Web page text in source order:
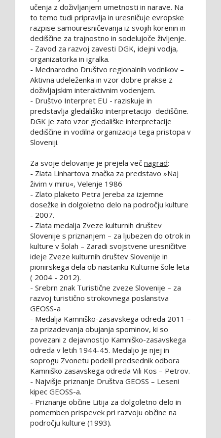
učenja z doživljanjem umetnosti in narave. Na
to temo tudi pripravlja in uresničuje evropske
razpise samouresničevanja iz svojih korenin in
dediščine za trajnostno in sodelujoče življenje.
- Zavod za razvoj zavesti DGK, idejni vodja,
organizatorka in igralka.
- Mednarodno Društvo regionalnih vodnikov –
Aktivna udeleženka in vzor dobre prakse z
doživljajskim interaktivnim vodenjem.
- Društvo Interpret EU - raziskuje in
predstavlja gledališko interpretacijo dediščine.
DGK je zato vzor gledališke interpretacije
dediščine in vodilna organizacija tega pristopa v
Sloveniji.
Za svoje delovanje je prejela več nagrad:
- Zlata Linhartova značka za predstavo »Naj
živim v miru«, Velenje 1986
- Zlato plaketo Petra Jereba za izjemne
dosežke in dolgoletno delo na področju kulture
- 2007.
- Zlata medalja Zveze kulturnih društev
Slovenije s priznanjem – za ljubezen do otrok in
kulture v šolah – Zaradi svojstvene uresničitve
ideje Zveze kulturnih društev Slovenije in
pionirskega dela ob nastanku Kulturne šole leta
( 2004 - 2012).
- Srebrn znak Turistične zveze Slovenije – za
razvoj turistično strokovnega poslanstva
GEOSS-a
- Medalja Kamniško-zasavskega odreda 2011 –
za prizadevanja obujanja spominov, ki so
povezani z dejavnostjo Kamniško-zasavskega
odreda v letih 1944-45. Medaljo je njej in
soprogu Zvonetu podelil predsednik odbora
Kamniško zasavskega odreda Vili Kos – Petrov.
- Najvišje priznanje Društva GEOSS – Leseni
kipec GEOSS-a.
- Priznanje občine Litija za dolgoletno delo in
pomemben prispevek pri razvoju občine na
področju kulture (1993).